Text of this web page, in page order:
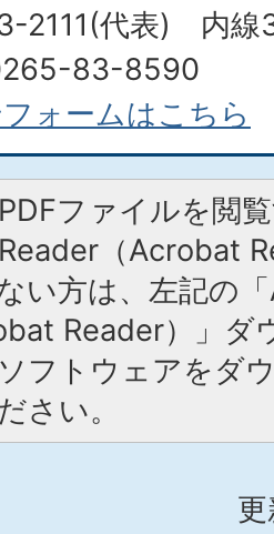
2111(代表) 内線
83-8590
ォームはこちら
PDFファイルを閲
Reader（Acrobat
い方は、左記の
Reader）」ダ
フトウェアをダ
さい。